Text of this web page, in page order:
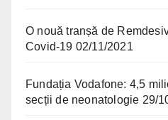
O nouă tranșă de
Covid-19 02/11/2021
Fundația Vodafone: 4,5
secții de neonatologie 29/